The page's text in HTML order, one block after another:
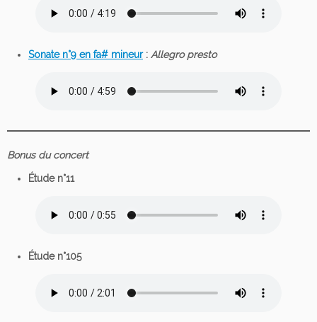
Sonate n°9 en fa# mineur: Allegro presto
Bonus du concert
Étude n°11
Étude n°105